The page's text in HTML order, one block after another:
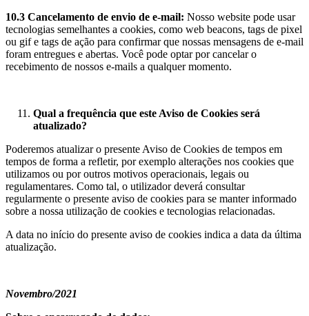
10.3 Cancelamento de envio de e-mail: Nosso website pode usar
tecnologias semelhantes a cookies, como web beacons, tags de pixel
ou gif e tags de ação para confirmar que nossas mensagens de e-mail
foram entregues e abertas. Você pode optar por cancelar o
recebimento de nossos e-mails a qualquer momento.
Qual a frequência que este Aviso de Cookies será
atualizado?
Poderemos atualizar o presente Aviso de Cookies de tempos em
tempos de forma a refletir, por exemplo alterações nos cookies que
utilizamos ou por outros motivos operacionais, legais ou
regulamentares. Como tal, o utilizador deverá consultar
regularmente o presente aviso de cookies para se manter informado
sobre a nossa utilização de cookies e tecnologias relacionadas.
A data no início do presente aviso de cookies indica a data da última
atualização.
Novembro/2021